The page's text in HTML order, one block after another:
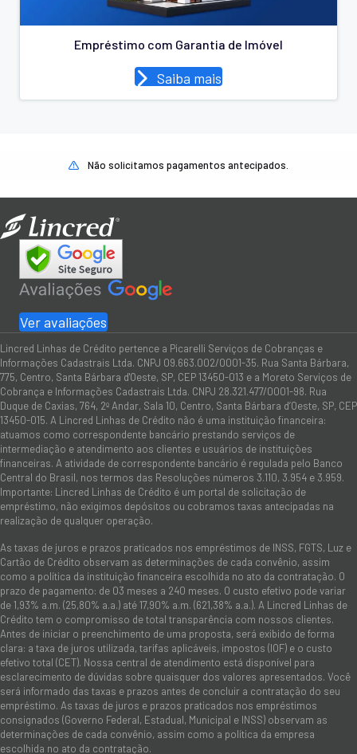
Empréstimo com Garantia de Imóvel
Saiba mais
Não solicitamos pagamentos antecipados.
Ver avaliações
Lincred Linhas de Crédito pertence a Picarelli Serviços de Cobranças e
Informações Cadastrais Ltda. CNPJ 09.663.002/0001-35. Rua Santa Bárbara,
775, Centro, Santa Bárbara d'Oeste, SP, CEP 13450-013 e a Moreto Serviços de
Cobrança e Informações Cadastrais Ltda. CNPJ 28.321.477/0001-98. Rua
Duque de Caxias, 764, 2º Andar, Sala 10, Centro, Santa Bárbara d’Oeste, SP, CEP
13450-015. A Lincred Linhas de Crédito não é uma instituição financeira:
atuamos como correspondente bancário prestando serviços de
intermediação e atendimento aos clientes e usuários de instituições
financeiras. A atividade de correspondente bancário é regulada pelo Banco
Central do Brasil, nos termos das Resoluções números 3.110, 3.954 e 3.959.
Importante: Lincred Linhas de Crédito é um portal de solicitação de
empréstimo, não exigimos depósitos ou cobramos taxas antecipadas na
realização de qualquer operação.
As taxas de juros e prazos praticados nos empréstimos de INSS, FGTS, Luz e
Cartão de Crédito observam as determinações de cada convênio, assim
como a política da instituição financeira escolhida no ato da contratação. O
prazo de pagamento: de 03 meses a 240 meses. O custo efetivo pode variar
de 1,93% a.m. (25,80% a.a.) até 17,90% a.m. (621,38% a.a.). A Lincred Linhas de
Crédito tem o compromisso de total transparência com nossos clientes.
Antes de iniciar o preenchimento de uma proposta, será exibido de forma
clara: a taxa de juros utilizada, tarifas aplicáveis, impostos (IOF) e o custo
efetivo total (CET). Nossa central de atendimento está disponível para
esclarecimento de dúvidas sobre quaisquer dos valores apresentados. Você
será informado das taxas e prazos antes de concluir a contratação do seu
empréstimo. As taxas de juros e prazos praticados nos empréstimos
consignados (Governo Federal, Estadual, Municipal e INSS) observam as
determinações de cada convênio, assim como a política da empresa
escolhida no ato da contratação.